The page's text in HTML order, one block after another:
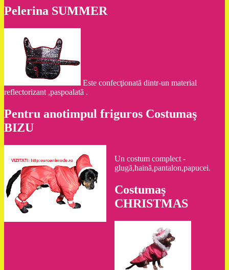
Pelerina SUMMER
Este confecţionată dintr-un material
reflectorizant ,paspoalată .
Pentru anotimpul friguros Costumaş
BIZU
Un costum complect -
glugă,haină,pantalon,papucei.
Costumaş
CHRISTMAS